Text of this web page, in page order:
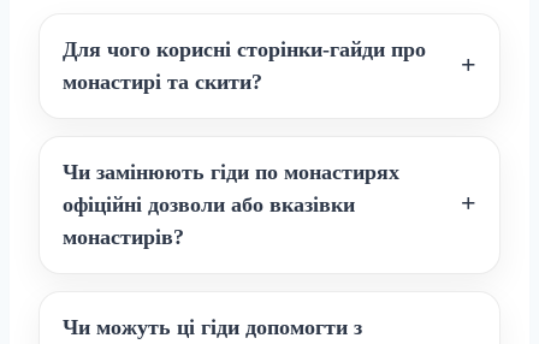
Для чого корисні сторінки-гайди про
монастирі та скити?
Чи замінюють гіди по монастирях
офіційні дозволи або вказівки
монастирів?
Чи можуть ці гіди допомогти з